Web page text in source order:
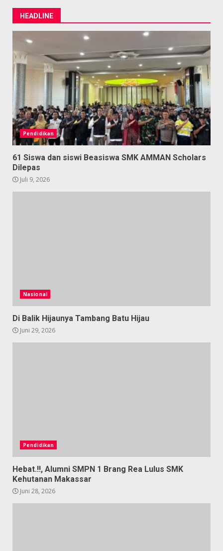
HEADLINE
Pendidikan
61 Siswa dan siswi Beasiswa SMK AMMAN Scholars
Dilepas
Juli 9, 2026
Nasional
Di Balik Hijaunya Tambang Batu Hijau
Juni 29, 2026
Pendidikan
Hebat.!!, Alumni SMPN 1 Brang Rea Lulus SMK
Kehutanan Makassar
Juni 28, 2026